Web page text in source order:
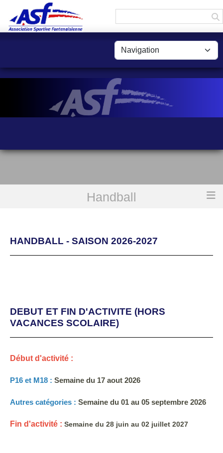
Handball
HANDBALL - SAISON 2026-2027
DEBUT ET FIN D'ACTIVITE (HORS
VACANCES SCOLAIRE)
Début d'activité :
P16 et M18 : Semaine du 17 aout 2026
Autres catégories : Semaine du 01 au 05 septembre 2026
Fin d'activité : Semaine du 28 juin au 02 juillet 2027
Panneau de gestion des cookies